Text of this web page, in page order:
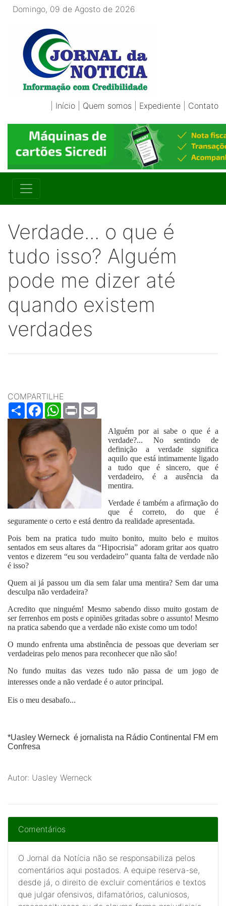
Domingo, 09 de Agosto de 2026
Início Quem somos Expediente Contato
Verdade... o que é
tudo isso? Alguém
pode me dizer até
quando existem
verdades
COMPARTILHE
ShareFacebookWhatsApp
Print
Alguém por ai sabe o que é a
verdade?... No sentindo de
definição a verdade significa
aquilo que está intimamente ligado
a tudo que é sincero, que é
verdadeiro, é a ausência da
mentira.
Verdade é também a afirmação do
que é correto, do que é
seguramente o certo e está dentro da realidade apresentada.
Pois bem na pratica tudo muito bonito, muito belo e muitos
sentados em seus altares da “Hipocrisia” adoram gritar aos quatro
ventos e dizerem “eu sou verdadeiro” quanta falta de verdade não
é isso?
Quem ai já passou um dia sem falar uma mentira? Sem dar uma
desculpa não verdadeira?
Acredito que ninguém! Mesmo sabendo disso muito gostam de
ser ferrenhos em posts e opiniões gritadas sobre o assunto! Mesmo
na pratica sabendo que a verdade não existe como um todo!
O mundo enfrenta uma abstinência de pessoas que deveriam ser
verdadeiras pelo menos para reconhecer que não são!
No fundo muitas das vezes tudo não passa de um jogo de
interesses onde a não verdade é o autor principal.
Eis o meu desabafo...
*Uasley Werneck é jornalista na Rádio Continental FM em
Confresa
Autor: Uasley Werneck
Comentários
O Jornal da Notícia não se responsabiliza pelos
comentários aqui postados. A equipe reserva-se,
desde já, o direito de excluir comentários e textos
que julgar ofensivos, difamatórios, caluniosos,